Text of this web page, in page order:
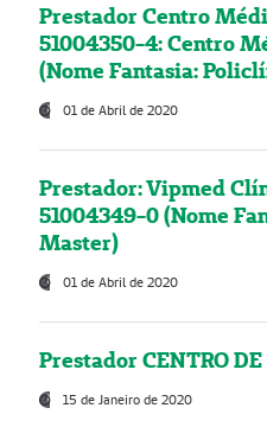
Prestador Centro
51004350-4: Centro
(Nome Fantasia:
01 de Abril de 2020
Prestador: Vipmed
51004349-0 (Nome
Master)
01 de Abril de 2020
Prestador CENTRO
15 de Janeiro de 2020